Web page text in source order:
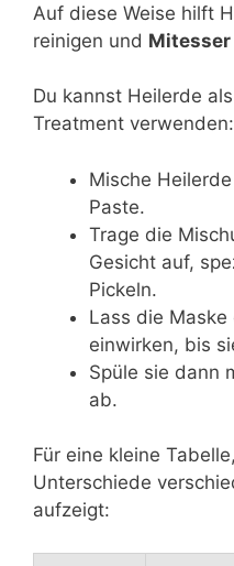
Auf diese Weise hilft
reinigen und
Du kannst Heilerde
Treatment verwenden:
Mische
Paste.
Trage die
Gesicht auf,
Pickeln.
Lass die
einwirken, bis
Spüle sie dann
ab.
Für eine kleine
Unterschiede
aufzeigt: